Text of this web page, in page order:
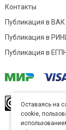
Контакты
Публикация в ВАК
Публикация в
Публикация в
Оставаясь на
cookie,